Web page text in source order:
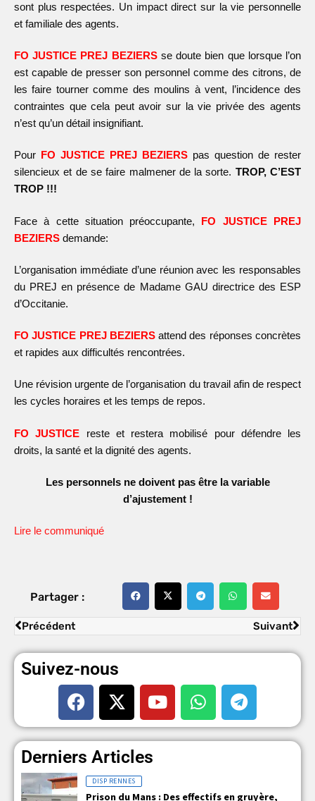
sont plus respectées. Un impact direct sur la vie personnelle
et familiale des agents.
FO JUSTICE PREJ BEZIERS se doute bien que lorsque l’on
est capable de presser son personnel comme des citrons, de
les faire tourner comme des moulins à vent, l’incidence des
contraintes que cela peut avoir sur la vie privée des agents
n’est qu’un détail insignifiant.
Pour FO JUSTICE PREJ BEZIERS pas question de rester
silencieux et de se faire malmener de la sorte. TROP, C’EST
TROP !!!
Face à cette situation préoccupante, FO JUSTICE PREJ
BEZIERS demande:
L’organisation immédiate d’une réunion avec les responsables
du PREJ en présence de Madame GAU directrice des ESP
d’Occitanie.
FO JUSTICE PREJ BEZIERS attend des réponses concrètes
et rapides aux difficultés rencontrées.
Une révision urgente de l’organisation du travail afin de respect
les cycles horaires et les temps de repos.
FO JUSTICE reste et restera mobilisé pour défendre les
droits, la santé et la dignité des agents.
Les personnels ne doivent pas être la variable
d’ajustement !
Lire le communiqué
Partager :
Précédent Suivant
Suivez-nous
Derniers Articles
DISP RENNES
Prison du Mans : Des effectifs en gruyère,